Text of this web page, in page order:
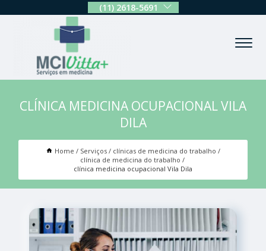
(11) 2618-5691
CLÍNICA MEDICINA OCUPACIONAL VILA
DILA
Home Serviços
clínicas de medicina do trabalho
clínica de medicina do trabalho
clínica medicina ocupacional Vila Dila